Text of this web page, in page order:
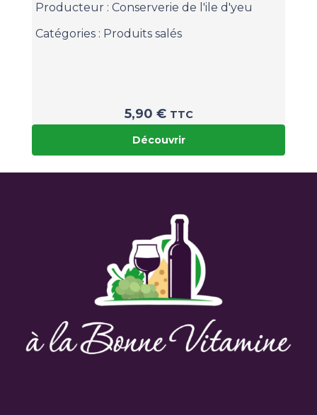
Producteur : Conserverie de l'ile d'yeu
Catégories : Produits salés
5,90 € TTC
Découvrir